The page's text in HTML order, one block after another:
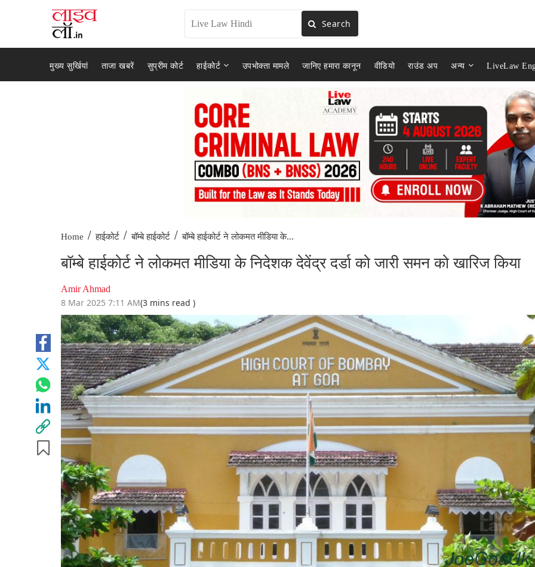
Search
मुख्य सुर्खियां ताजा खबरें सुप्रीम कोर्ट हाईकोर्ट उपभोक्ता मामले जानिए हमारा कानून वीडियो राउंड अप अन्य LiveLaw
Home / हाईकोर्ट / बॉम्बे हाईकोर्ट / बॉम्बे हाईकोर्ट ने लोकमत मीडिया के...
बॉम्बे हाईकोर्ट ने लोकमत मीडिया के निदेशक देवेंद्र दर्डा को जारी समन को खारिज किया
Amir Ahmad
8 Mar 2025 7:11 AM(3 mins read )